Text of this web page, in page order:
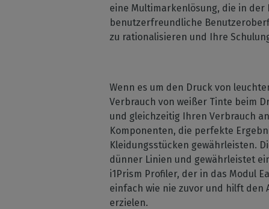
eine Multimarkenlösung, die in der
benutzerfreundliche
zu rationalisieren und Ihre
Wenn es um den Druck von
Verbrauch von weißer Tinte beim
und gleichzeitig Ihren Verbrauch
Komponenten, die perfekte
Kleidungsstücken gewährleisten.
dünner Linien und gewährleistet
i1Prism Profiler, der in das Modul
einfach wie nie zuvor und hilft den
erzielen.